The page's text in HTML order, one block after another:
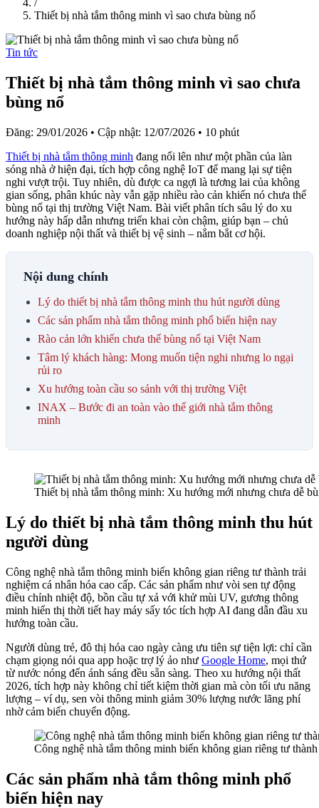
/
Thiết bị nhà tắm thông minh vì sao chưa bùng nổ
Tin tức
Thiết bị nhà tắm thông minh vì sao chưa
bùng nổ
Đăng: 29/01/2026 • Cập nhật: 12/07/2026 • 10 phút
Thiết bị nhà tắm thông minh đang nổi lên như một phần của làn
sóng nhà ở hiện đại, tích hợp công nghệ IoT để mang lại sự tiện
nghi vượt trội. Tuy nhiên, dù được ca ngợi là tương lai của không
gian sống, phân khúc này vẫn gặp nhiều rào cản khiến nó chưa thể
bùng nổ tại thị trường Việt Nam. Bài viết phân tích sâu lý do xu
hướng này hấp dẫn nhưng triển khai còn chậm, giúp bạn – chủ
doanh nghiệp nội thất và thiết bị vệ sinh – nắm bắt cơ hội.
Nội dung chính
Lý do thiết bị nhà tắm thông minh thu hút người dùng
Các sản phẩm nhà tắm thông minh phổ biến hiện nay
Rào cản lớn khiến chưa thể bùng nổ tại Việt Nam
Tâm lý khách hàng: Mong muốn tiện nghi nhưng lo ngại
rủi ro
Xu hướng toàn cầu so sánh với thị trường Việt
INAX – Bước đi an toàn vào thế giới nhà tắm thông
minh
Thiết bị nhà tắm thông minh: Xu hướng mới nhưng chưa dễ
Lý do thiết bị nhà tắm thông minh thu hút
người dùng
Công nghệ nhà tắm thông minh biến không gian riêng tư thành trải
nghiệm cá nhân hóa cao cấp. Các sản phẩm như vòi sen tự động
điều chỉnh nhiệt độ, bồn cầu tự xả với khử mùi UV, gương thông
minh hiển thị thời tiết hay máy sấy tóc tích hợp AI đang dẫn đầu xu
hướng toàn cầu.
Người dùng trẻ, đô thị hóa cao ngày càng ưu tiên sự tiện lợi: chỉ cần
chạm giọng nói qua app hoặc trợ lý ảo như Google Home, mọi thứ
từ nước nóng đến ánh sáng đều sẵn sàng. Theo xu hướng nội thất
2026, tích hợp này không chỉ tiết kiệm thời gian mà còn tối ưu năng
lượng – ví dụ, sen vòi thông minh giảm 30% lượng nước lãng phí
nhờ cảm biến chuyển động.
Công nghệ nhà tắm thông minh biến không gian riêng tư
Các sản phẩm nhà tắm thông minh phổ
biến hiện nay